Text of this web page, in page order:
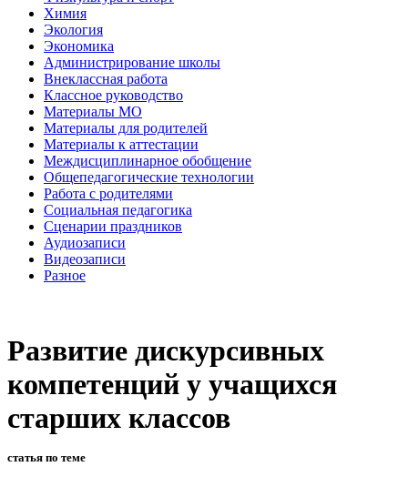
Химия
Экология
Экономика
Администрирование школы
Внеклассная работа
Классное руководство
Материалы МО
Материалы для родителей
Материалы к аттестации
Междисциплинарное обобщение
Общепедагогические технологии
Работа с родителями
Социальная педагогика
Сценарии праздников
Аудиозаписи
Видеозаписи
Разное
Развитие дискурсивных
компетенций у учащихся
старших классов
статья по теме